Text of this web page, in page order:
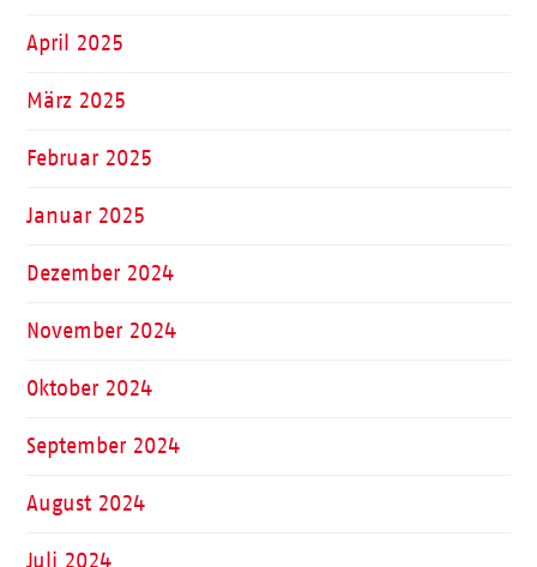
April 2025
März 2025
Februar 2025
Januar 2025
Dezember 2024
November 2024
Oktober 2024
September 2024
August 2024
Juli 2024